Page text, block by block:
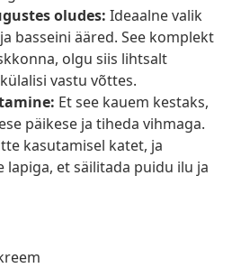
oludes: Ideaalne valik
basseini ääred. See komplekt
olgu siis lihtsalt
vastu võttes.
Et see kauem kestaks,
päikese ja tiheda vihmaga.
kasutamisel katet, ja
lapiga, et säilitada puidu ilu ja